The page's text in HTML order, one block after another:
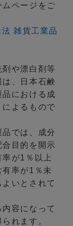
ページをご
雑貨工業品
や漂白剤等
、日本石鹸
における成
よるもので
では、成分
目的を開示
が1％以上
率が1％未
いとされて
容になって
れます。